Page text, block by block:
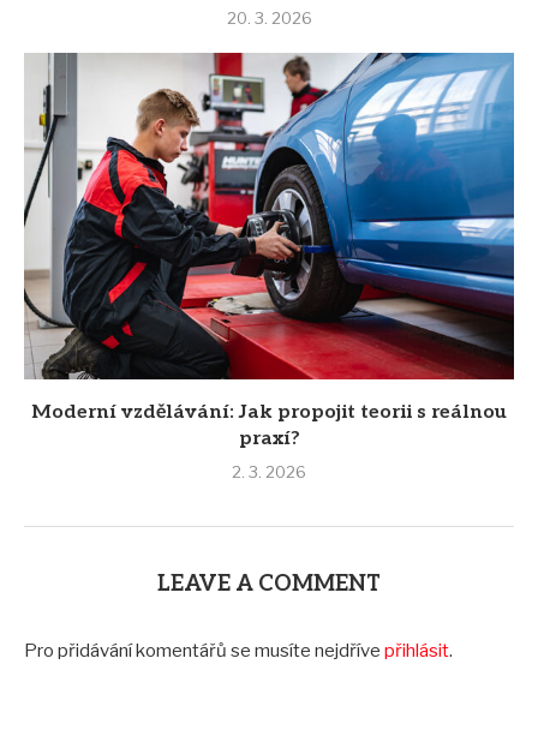
20. 3. 2026
Moderní vzdělávání: Jak propojit teorii s reálnou
praxí?
2. 3. 2026
LEAVE A COMMENT
Pro přidávání komentářů se musíte nejdříve přihlásit.